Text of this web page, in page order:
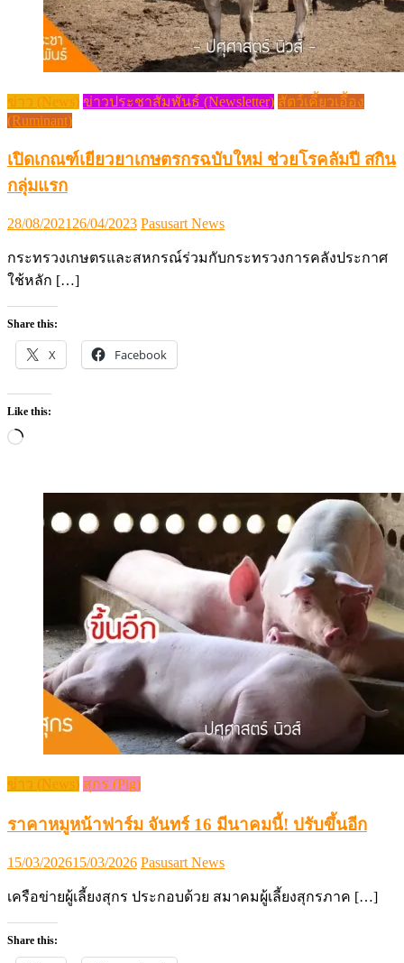
ข่าว (News) ข่าวประชาสัมพันธ์ (Newsletter) สัตว์เคี้ยวเอื้อง
(Ruminant)
เปิดเกณฑ์เยียวยาเกษตรกรฉบับใหม่ ช่วยโรคลัมปี สกิน
กลุ่มแรก
Posted
28/08/2021 26/04/2023 Author
Pasusart News
กระทรวงเกษตรและสหกรณ์ร่วมกับกระทรวงการคลังประกาศ
ใช้หลัก […]
Share this:
X Facebook
Like this:
Loading…
ข่าว (News) สุกร (Pig)
ราคาหมูหน้าฟาร์ม จันทร์ 16 มีนาคมนี้! ปรับขึ้นอีก
Posted
15/03/202615/03/2026 Author
Pasusart News
เครือข่ายผู้เลี้ยงสุกร ประกอบด้วย สมาคมผู้เลี้ยงสุกรภาค […]
Share this: